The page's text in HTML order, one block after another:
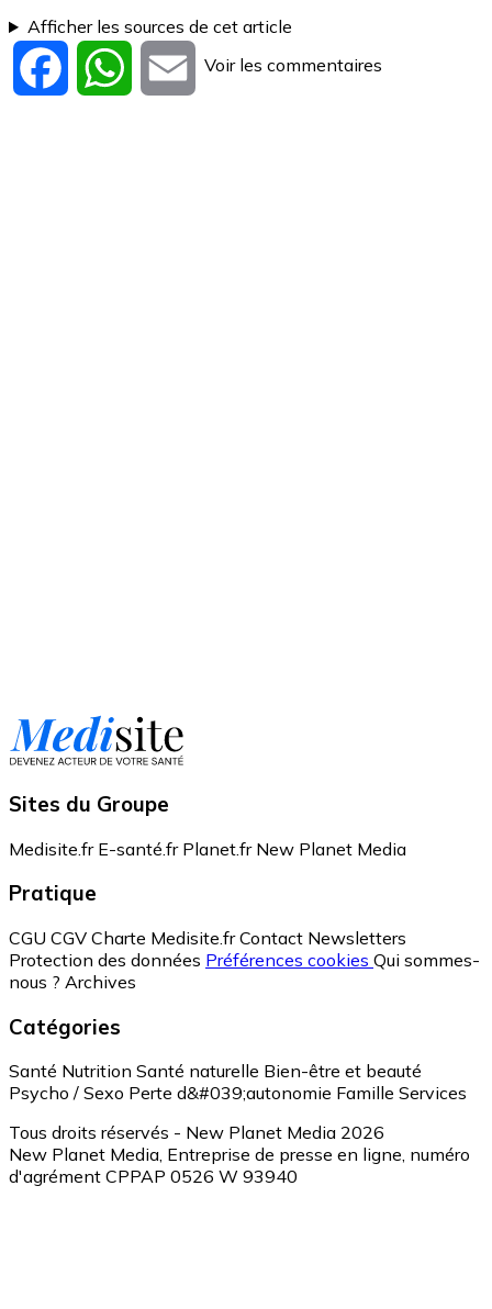
Afficher les sources de cet article
Facebook WhatsApp
Email
Voir les commentaires
Sites du Groupe
Medisite.fr E-santé.fr Planet.fr New Planet Media
Pratique
CGU CGV Charte Medisite.fr Contact Newsletters
Protection des données Préférences cookies Qui sommes-
nous ? Archives
Catégories
Santé Nutrition Santé naturelle Bien-être et beauté
Psycho / Sexo Perte d&#039;autonomie Famille Services
Tous droits réservés - New Planet Media 2026
New Planet Media, Entreprise de presse en ligne, numéro
d'agrément CPPAP 0526 W 93940